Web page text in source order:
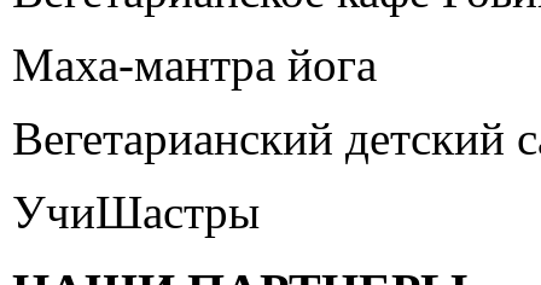
Маха-мантра йога
Вегетарианский
УчиШастры